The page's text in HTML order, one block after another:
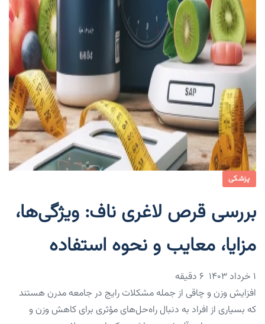
پزشکی
بررسی قرص لاغری ناف: ویژگی‌ها،
مزایا، معایب و نحوه استفاده
۱ خرداد ۱۴۰۳
افزایش وزن و چاقی از جمله مشکلات رایج در جامعه مدرن هستند
که بسیاری از افراد به دنبال راه‌حل‌های مؤثری برای کاهش وزن و